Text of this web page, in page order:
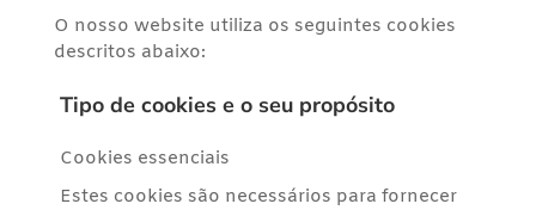
O nosso website utiliza os seguintes cookies
descritos abaixo:
Tipo de cookies e o seu propósito
Cookies essenciais
Estes cookies são necessários para fornecer